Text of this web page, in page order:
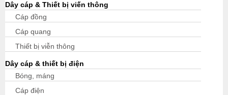
Dây cáp & Thiết bị viến thông
Cáp đồng
Cáp quang
Thiết bị viễn thông
Dây cáp & thiết bị điện
Bóng, máng
Cáp điện